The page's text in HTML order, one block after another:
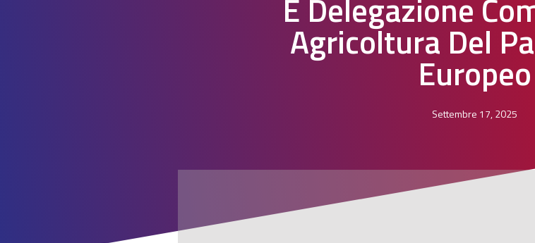
E Delegazione
Agricoltura Del
Europeo
Settembre 17, 2025